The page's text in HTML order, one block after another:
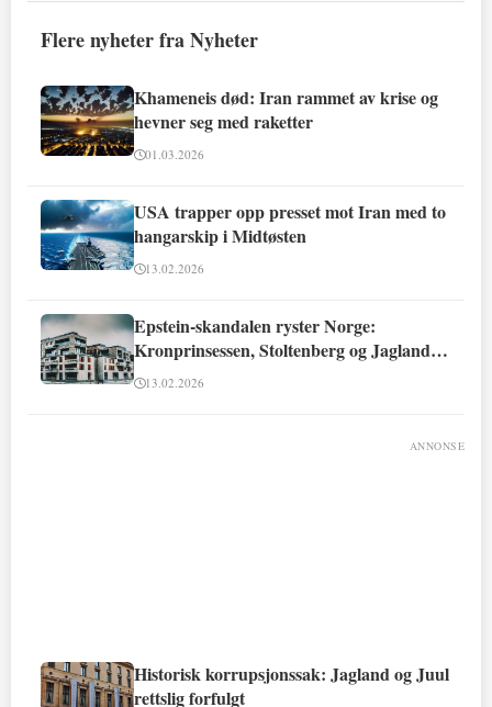
Flere nyheter fra Nyheter
Khameneis død: Iran rammet av krise og
hevner seg med raketter
01.03.2026
USA trapper opp presset mot Iran med to
hangarskip i Midtøsten
13.02.2026
Epstein-skandalen ryster Norge:
Kronprinsessen, Stoltenberg og Jagland
involvert
13.02.2026
ANNONSE
Historisk korrupsjonssak: Jagland og Juul
rettslig forfulgt